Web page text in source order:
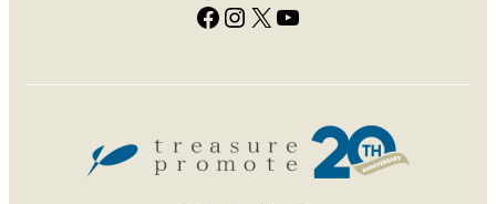
Facebook InstagramX YouTube